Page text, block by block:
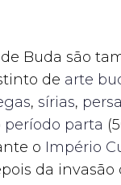
Buda são
de arte
, sírias,
período parta
o Império
da invasão